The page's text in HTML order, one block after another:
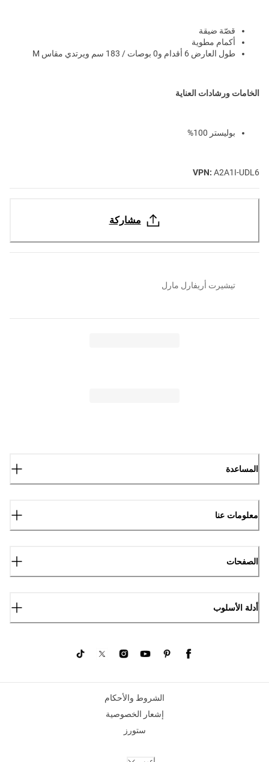
قصّة ضيقة
أكمام مطوية
طول العارض 6 أقدام و0 بوصات / 183 سم ويرتدي مقاس M
الخامات ورشادات العناية
بوليستر 100%
VPN: A2A1I-UDL6
مشاركة
تيشيرت أريفارل مارل
المساعدة
معلومات عنا
الصفحات
أدلة الأسلوب
الشروط والأحكام
إشعار الخصوصية
ستورز